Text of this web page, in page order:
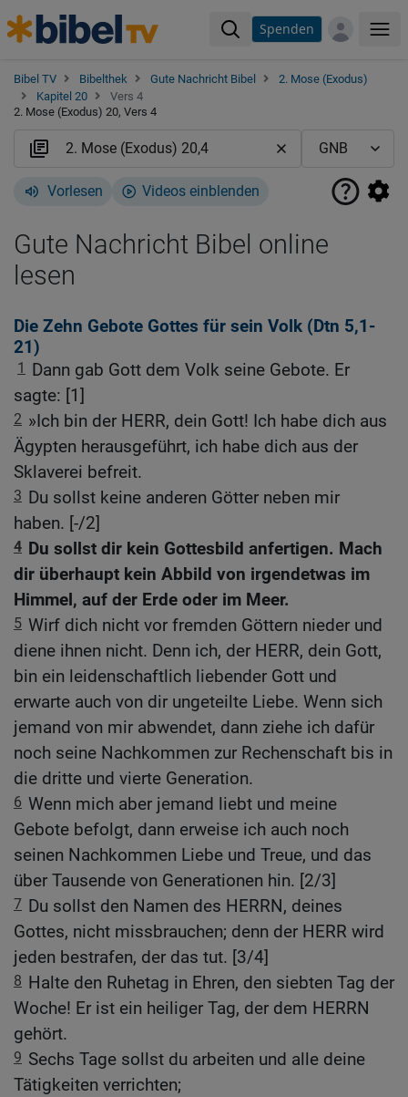
Spenden
Bibel TV Bibelthek Gute Nachricht Bibel
2. Mose (Exodus)
Kapitel 20
Vers 4
2. Mose (Exodus) 20, Vers 4
Vorlesen Videos einblenden
Gute Nachricht Bibel online
lesen
Die Zehn Gebote Gottes für sein Volk (Dtn 5,1-
21)
1
Dann gab Gott dem Volk seine Gebote. Er
sagte: [1]
2 »Ich bin der HERR, dein Gott! Ich habe dich aus
Ägypten herausgeführt, ich habe dich aus der
Sklaverei befreit.
3 Du sollst keine anderen Götter neben mir
haben. [-/2]
4 Du sollst dir kein Gottesbild anfertigen. Mach
dir überhaupt kein Abbild von irgendetwas im
Himmel, auf der Erde oder im Meer.
5 Wirf dich nicht vor fremden Göttern nieder und
diene ihnen nicht. Denn ich, der HERR, dein Gott,
bin ein leidenschaftlich liebender Gott und
erwarte auch von dir ungeteilte Liebe. Wenn sich
jemand von mir abwendet, dann ziehe ich dafür
noch seine Nachkommen zur Rechenschaft bis in
die dritte und vierte Generation.
6 Wenn mich aber jemand liebt und meine
Gebote befolgt, dann erweise ich auch noch
seinen Nachkommen Liebe und Treue, und das
über Tausende von Generationen hin. [2/3]
7 Du sollst den Namen des HERRN, deines
Gottes, nicht missbrauchen; denn der HERR wird
jeden bestrafen, der das tut. [3/4]
8 Halte den Ruhetag in Ehren, den siebten Tag der
Woche! Er ist ein heiliger Tag, der dem HERRN
gehört.
9 Sechs Tage sollst du arbeiten und alle deine
Tätigkeiten verrichten;